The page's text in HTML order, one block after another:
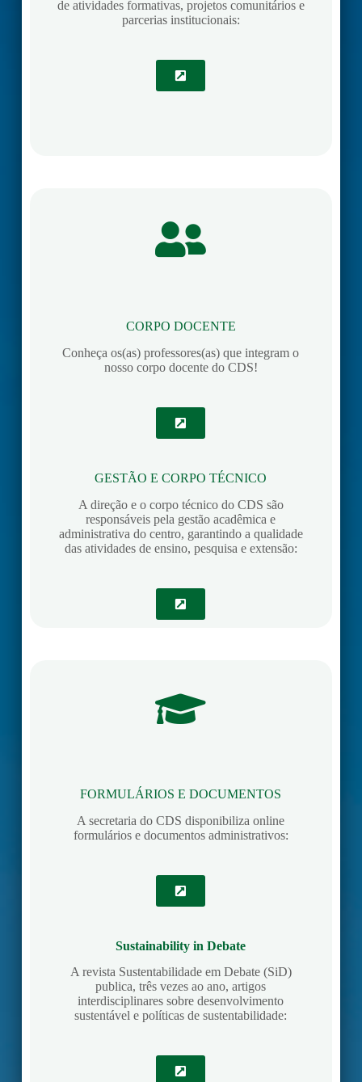
de atividades formativas, projetos comunitários e
parcerias institucionais:
CORPO DOCENTE
Conheça os(as) professores(as) que integram o
nosso corpo docente do CDS!
GESTÃO E CORPO TÉCNICO
A direção e o corpo técnico do CDS são
responsáveis pela gestão acadêmica e
administrativa do centro, garantindo a qualidade
das atividades de ensino, pesquisa e extensão:
FORMULÁRIOS E DOCUMENTOS
A secretaria do CDS disponibiliza online
formulários e documentos administrativos:
Sustainability in Debate
A revista Sustentabilidade em Debate (SiD)
publica, três vezes ao ano, artigos
interdisciplinares sobre desenvolvimento
sustentável e políticas de sustentabilidade: